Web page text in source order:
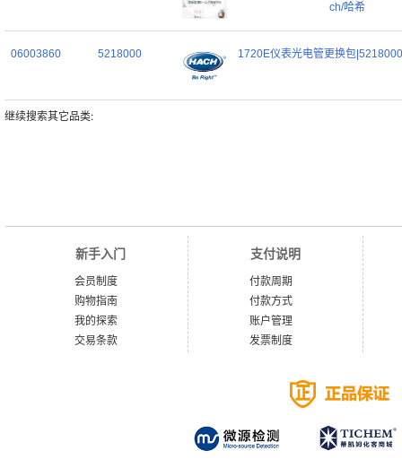
ch/哈希
06003860 5218000 1720E仪表光电管更换包
继续搜索其它品类:
新手入门
会员制度
购物指南
我的探索
交易条款
支付说明
付款周期
付款方式
账户管理
发票制度